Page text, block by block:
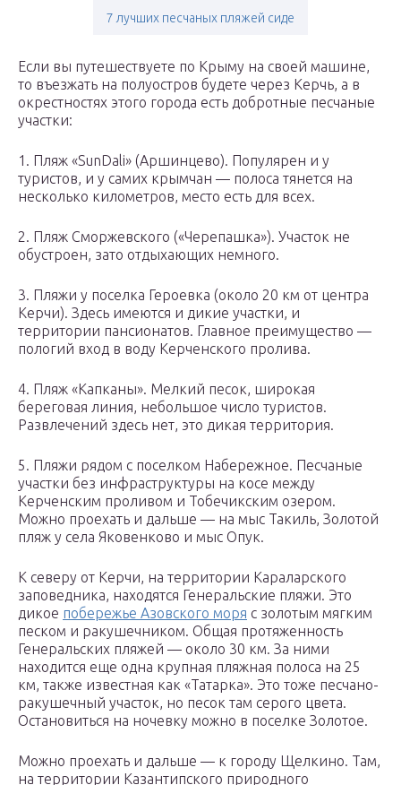
7 лучших песчаных пляжей сиде
Если вы путешествуете по Крыму на своей машине,
то въезжать на полуостров будете через Керчь, а в
окрестностях этого города есть добротные песчаные
участки:
1. Пляж «SunDali» (Аршинцево). Популярен и у
туристов, и у самих крымчан — полоса тянется на
несколько километров, место есть для всех.
2. Пляж Сморжевского («Черепашка»). Участок не
обустроен, зато отдыхающих немного.
3. Пляжи у поселка Героевка (около 20 км от центра
Керчи). Здесь имеются и дикие участки, и
территории пансионатов. Главное преимущество —
пологий вход в воду Керченского пролива.
4. Пляж «Капканы». Мелкий песок, широкая
береговая линия, небольшое число туристов.
Развлечений здесь нет, это дикая территория.
5. Пляжи рядом с поселком Набережное. Песчаные
участки без инфраструктуры на косе между
Керченским проливом и Тобечикским озером.
Можно проехать и дальше — на мыс Такиль, Золотой
пляж у села Яковенково и мыс Опук.
К северу от Керчи, на территории Караларского
заповедника, находятся Генеральские пляжи. Это
дикое побережье Азовского моря с золотым мягким
песком и ракушечником. Общая протяженность
Генеральских пляжей — около 30 км. За ними
находится еще одна крупная пляжная полоса на 25
км, также известная как «Татарка». Это тоже песчано-
ракушечный участок, но песок там серого цвета.
Остановиться на ночевку можно в поселке Золотое.
Можно проехать и дальше — к городу Щелкино. Там,
на территории Казантипского природного